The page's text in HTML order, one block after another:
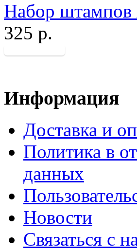
Набор
325 р.
Информация
Доставка и
Политика в
данных
Новости
Связаться с